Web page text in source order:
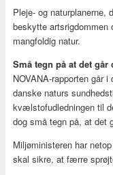
Pleje- og naturplanerne,
beskytte
mangfoldig natur.
Små tegn på at det går
NOVANA-rapporten går
danske naturs
kvælstofudledningen til
dog små tegn på, at det
Miljøministeren har
skal sikre, at færre